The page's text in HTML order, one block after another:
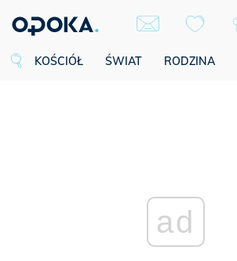
KOŚCIÓŁ ŚWIAT RODZINA
ad